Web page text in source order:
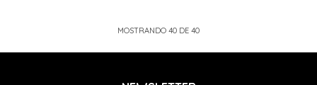
MOSTRANDO 40 DE 40